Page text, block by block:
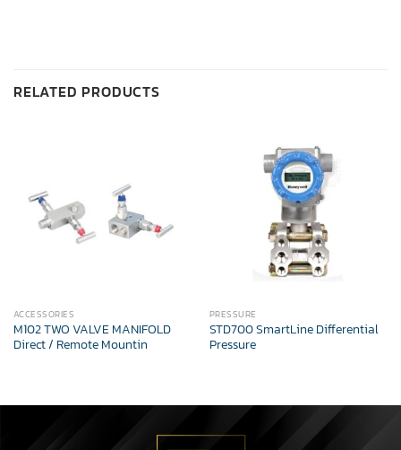
RELATED PRODUCTS
ACCESSORIES
M102 TWO VALVE MANIFOLD
Direct / Remote Mountin
PRESSURE
STD700 SmartLine Differential
Pressure